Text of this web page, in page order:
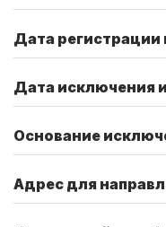
Дата регистрации
Дата исключения
Основание
Адрес для